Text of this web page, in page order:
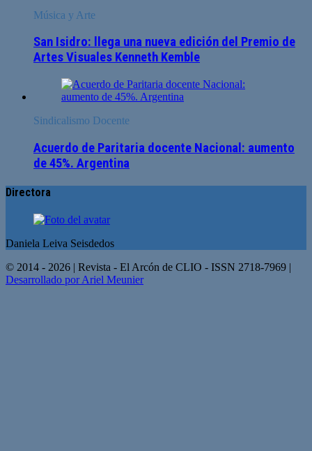
Música y Arte
San Isidro: llega una nueva edición del Premio de
Artes Visuales Kenneth Kemble
Sindicalismo Docente
Acuerdo de Paritaria docente Nacional: aumento
de 45%. Argentina
Directora
Daniela Leiva Seisdedos
© 2014 - 2026 | Revista - El Arcón de CLIO - ISSN 2718-7969 |
Desarrollado por Ariel Meunier